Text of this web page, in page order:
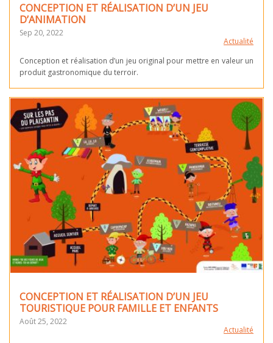
CONCEPTION ET RÉALISATION D’UN JEU
D’ANIMATION
Sep 20, 2022
Actualité
Conception et réalisation d’un jeu original pour mettre en valeur un
produit gastronomique du terroir.
CONCEPTION ET RÉALISATION D’UN JEU
TOURISTIQUE POUR FAMILLE ET ENFANTS
Août 25, 2022
Actualité